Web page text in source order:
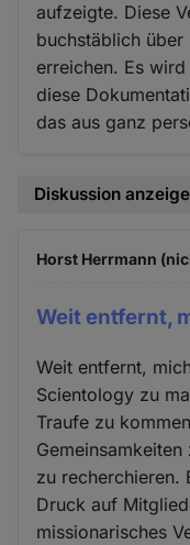
aufzeigte. Diese
buchstäblich über
erreichen. Es
diese
das aus ganz
Diskussion
Horst Herrmann
Weit entfernt,
Weit entfernt,
Scientology zu
Traufe zu
zu recherchieren.
Druck auf
missionarisches